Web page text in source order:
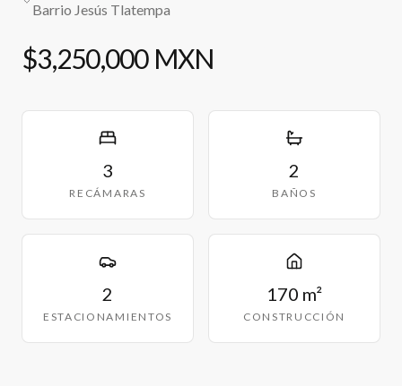
Barrio Jesús Tlatempa
$3,250,000 MXN
3
RECÁMARAS
2
BAÑOS
2
ESTACIONAMIENTOS
170 m²
CONSTRUCCIÓN